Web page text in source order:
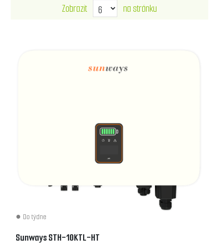
Zobrazit
na stránku
Do týdne
Sunways STH-10KTL-HT